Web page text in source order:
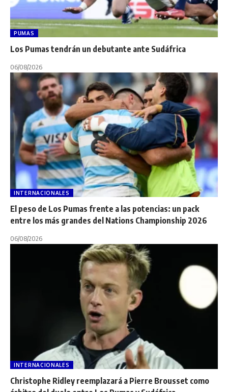
PUMAS
Los Pumas tendrán un debutante ante Sudáfrica
06/08/2026
INTERNACIONALES
El peso de Los Pumas frente a las potencias: un pack
entre los más grandes del Nations Championship 2026
06/08/2026
INTERNACIONALES
Christophe Ridley reemplazará a Pierre Brousset como